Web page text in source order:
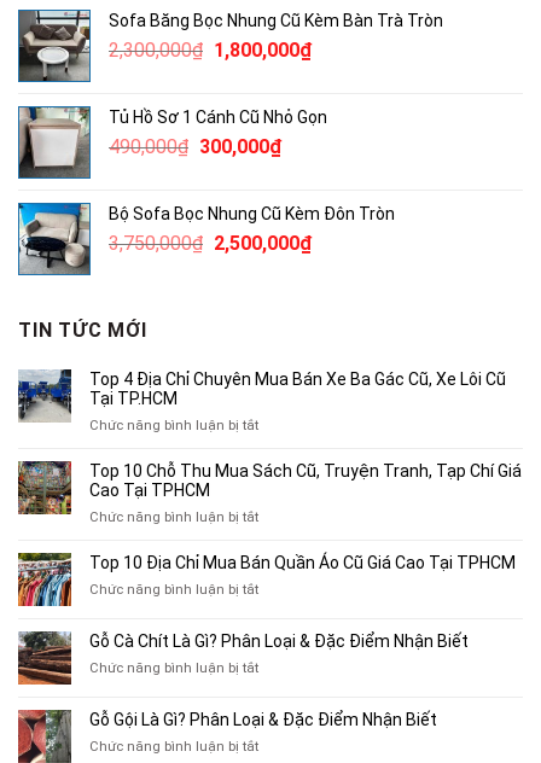
1,860,000₫.là:
1,200,000₫.
Sofa Băng Bọc Nhung Cũ Kèm Bàn Trà Tròn
2,300,000₫ Giá
2,300,000₫.
1,800,000₫Giá
là:
Tủ Hồ Sơ 1 Cánh Cũ Nhỏ Gọn
490,000₫ Giá
490,000₫.
300,000₫Giá
là:
300,000₫.
Bộ Sofa Bọc Nhung Cũ Kèm Đôn Tròn
3,750,000₫ Giá
2,500,000₫Giá
TIN TỨC MỚI
Top 4 Địa Chỉ Chuyên Mua Bán Xe Ba Gác Cũ, Xe Lôi Cũ
Tại TP.HCM
Chức năng bình luận bị tắtở
4
Bán
Xe
Cũ,
Xe
Cũ
TP.HCM
Top 10 Chỗ Thu Mua Sách Cũ, Truyện Tranh, Tạp Chí Giá
Cao Tại TPHCM
Chức năng bình luận bị tắtở
10
Thu
Sách
Tạp
Chí
Top 10 Địa Chỉ Mua Bán Quần Áo Cũ Giá Cao Tại TPHCM
Chức năng bình luận bị tắtở
Địa
Chỉ
Bán
Áo
Gỗ Cà Chít Là Gì? Phân Loại & Đặc Điểm Nhận Biết
Chức năng bình luận bị tắtở
Chít
Là
Gỗ Gội Là Gì? Phân Loại & Đặc Điểm Nhận Biết
Chức năng bình luận bị tắtở